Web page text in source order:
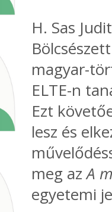
H. Sas
magyar-
ELTE-n
Ezt
lesz és
meg azA
egyetemi